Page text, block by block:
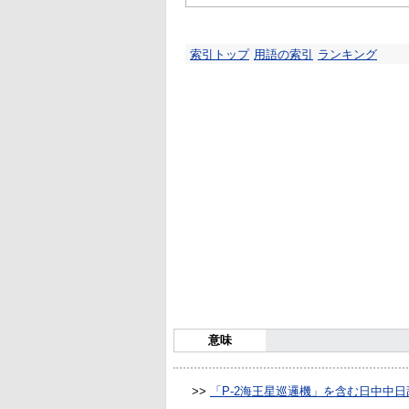
索引トップ 用語の索引 ランキング
意味
>> 「P-2海王星巡邏機」を含む日中中日